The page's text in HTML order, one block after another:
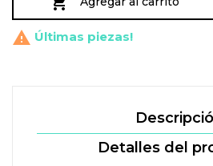
 Últimas piezas!
Detalles del